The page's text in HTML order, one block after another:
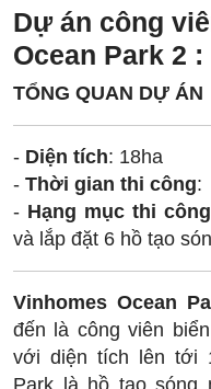
Dự án công
Ocean Park 2
TỔNG QUAN DỰ ÁN
- Diện tích: 18ha
- Thời gian thi công:
- Hạng mục thi công
và lắp đặt 6 hồ tạo
Vinhomes Ocean
đến là công viên
với diện tích lên tới
Park là hồ tạo sóng